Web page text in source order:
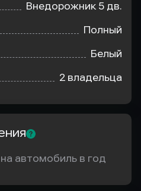
Внедорожник 5 дв.
Полный
Белый
2 владельца
автомобиль в год